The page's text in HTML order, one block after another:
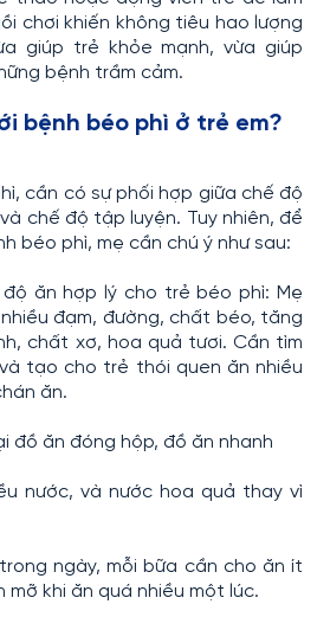
chơi khiến không tiêu hao lượng
giúp trẻ khỏe mạnh, vừa giúp
bệnh trầm cảm.
bệnh béo phì ở trẻ em?
cần có sự phối hợp giữa chế độ
chế độ tập luyện. Tuy nhiên, để
béo phì, mẹ cần chú ý như sau:
ăn hợp lý cho trẻ béo phì: Mẹ
đạm, đường, chất béo, tăng
chất xơ, hoa quả tươi. Cần tìm
tạo cho trẻ thói quen ăn nhiều
ăn.
đồ ăn đóng hộp, đồ ăn nhanh
nước, và nước hoa quả thay vì
ngày, mỗi bữa cần cho ăn ít
khi ăn quá nhiều một lúc.